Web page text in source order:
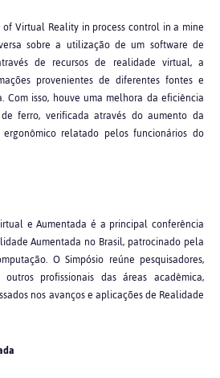
of Virtual Reality in process control in a mine
sobre a utilização de um software de
de recursos de realidade virtual, a
provenientes de diferentes fontes e
isso, houve uma melhora da eficiência
ferro, verificada através do aumento da
relatado pelos funcionários do
e Aumentada é a principal conferência
Aumentada no Brasil, patrocinado pela
O Simpósio reúne pesquisadores,
profissionais das áreas acadêmica,
nos avanços e aplicações de Realidade